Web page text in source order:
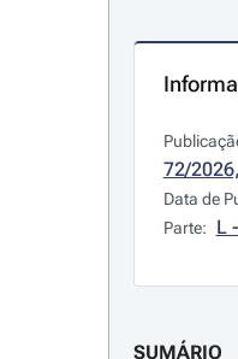
72/
Data de
Parte: L
SUMÁRIO